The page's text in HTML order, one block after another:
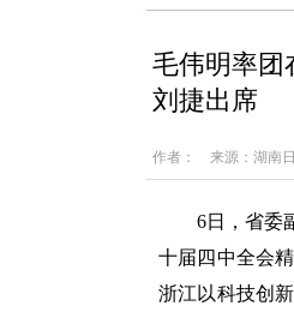
毛伟明率团
刘捷出席
作者： 来源：湖南
6日，省委
十届四中全会
浙江以科技创